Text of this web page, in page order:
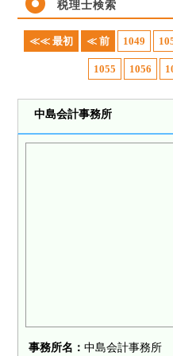
税理士検索
≪≪ 最初 ≪ 前 1049
1055 1056
中島会計事務所
事務所名：中島会計事務所